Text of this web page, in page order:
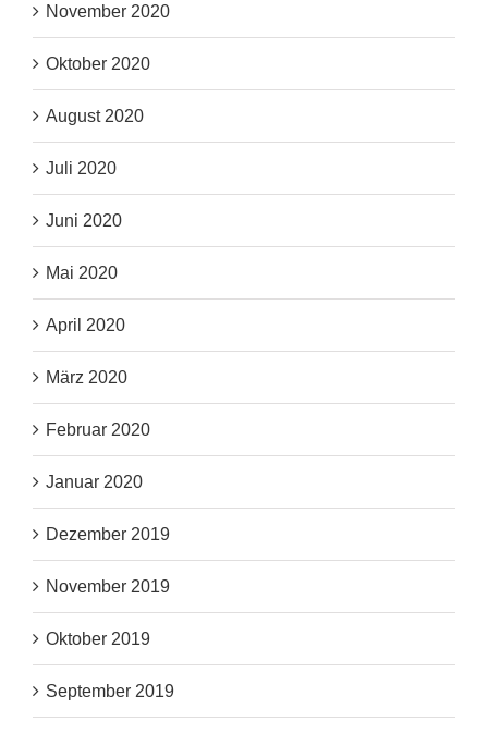
November 2020
Oktober 2020
August 2020
Juli 2020
Juni 2020
Mai 2020
April 2020
März 2020
Februar 2020
Januar 2020
Dezember 2019
November 2019
Oktober 2019
September 2019